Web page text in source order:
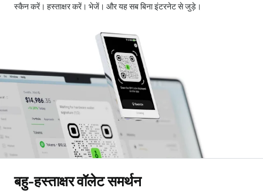
स्कैन करें। हस्ताक्षर करें। भेजें। और यह सब बिना इंटरनेट से जुड़े।
बहु-हस्ताक्षर वॉलेट समर्थन